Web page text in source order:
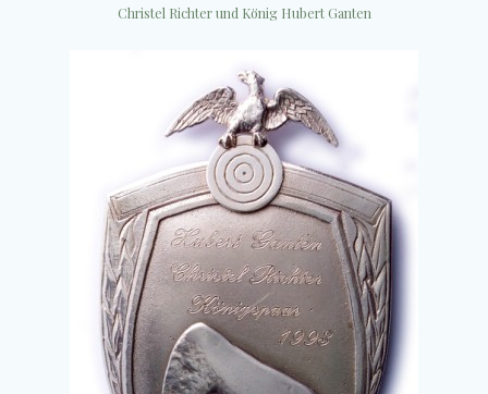
Christel Richter und König Hubert Ganten